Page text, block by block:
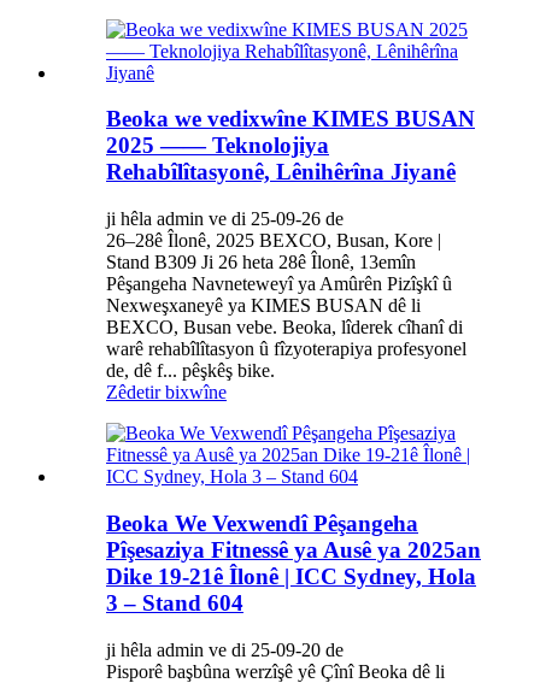
Beoka we vedixwîne KIMES BUSAN
2025 —— Teknolojiya
Rehabîlîtasyonê, Lênihêrîna Jiyanê
ji hêla admin ve di 25-09-26 de
26–28ê Îlonê, 2025 BEXCO, Busan, Kore |
Stand B309 Ji 26 heta 28ê Îlonê, 13emîn
Pêşangeha Navneteweyî ya Amûrên Pizîşkî û
Nexweşxaneyê ya KIMES BUSAN dê li
BEXCO, Busan vebe. Beoka, lîderek cîhanî di
warê rehabîlîtasyon û fîzyoterapiya profesyonel
de, dê f... pêşkêş bike.
Zêdetir bixwîne
Beoka We Vexwendî Pêşangeha
Pîşesaziya Fitnessê ya Ausê ya 2025an
Dike 19-21ê Îlonê | ICC Sydney, Hola
3 – Stand 604
ji hêla admin ve di 25-09-20 de
Pisporê başbûna werzîşê yê Çînî Beoka dê li